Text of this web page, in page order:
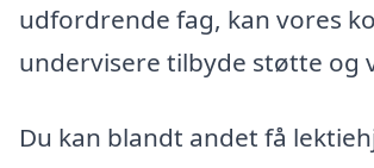
udfordrende fag, kan vores
undervisere tilbyde støtte og
Du kan blandt andet få